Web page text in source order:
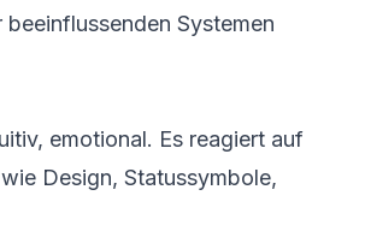
beeinflussenden Systemen
emotional. Es reagiert auf
Design, Statussymbole,